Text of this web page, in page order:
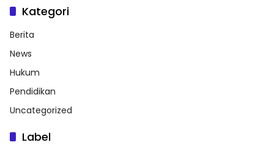
Kategori
Berita
News
Hukum
Pendidikan
Uncategorized
Label